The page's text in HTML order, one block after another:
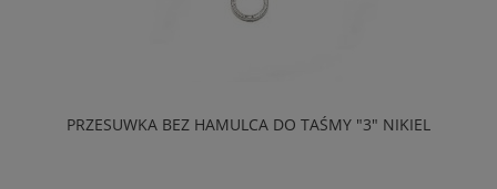
PRZESUWKA BEZ HAMULCA DO TAŚMY "3" NIKIEL